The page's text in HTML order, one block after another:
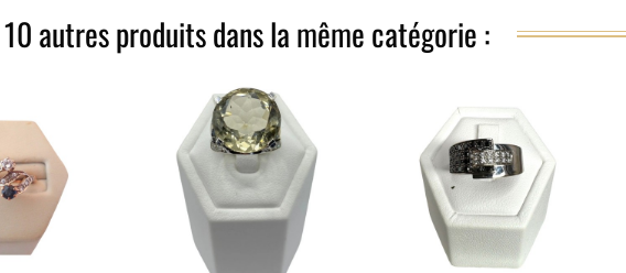
10 autres produits dans la même catégorie :